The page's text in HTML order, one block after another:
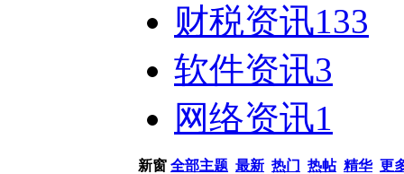
财税资讯133
软件资讯3
网络资讯1
新窗 全部主题 最新 热门 热帖 精华 更